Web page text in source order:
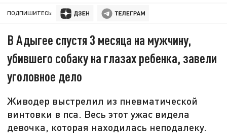
ПОДПИШИТЕСЬ:
В Адыгее спустя 3 месяца на мужчину,
убившего собаку на глазах ребенка, завели
уголовное дело
Живодер выстрелил из пневматической
винтовки в пса. Весь этот ужас видела
девочка, которая находилась неподалеку.